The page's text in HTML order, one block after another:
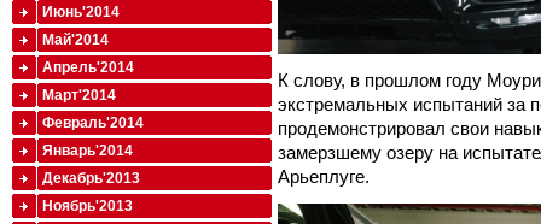
К слову, в прошлом году
экстремальных испытаний за
продемонстрировал свои
замерзшему озеру на
Арьеплуге.
Июнь'2014
Май'2014
Апрель'2014
Март'2014
Февраль'2014
Январь'2014
Декабрь'2013
Ноябрь'2013